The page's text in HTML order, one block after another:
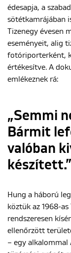
édesapja, a
sötétkamrájában
Tizenegy évesen
eseményeit, alig
fotóriporterként,
értékesítve. A
emlékeznek rá:
„Semmi
Bármit
valóban
készített.”
Hung a háború
köztük az 1968-
rendszeresen
ellenőrzött
– egy alkalommal